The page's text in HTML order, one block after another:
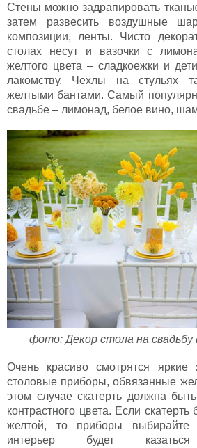
Стены можно задрапировать
затем развесить воздушные
композиции, ленты. Чисто
столах несут и вазочки с
желтого цвета – сладкоежки и
лакомству. Чехлы на стульях
желтыми бантами. Самый
свадьбе – лимонад, белое вино,
фото: Декор стола на
Очень красиво смотрятся
столовые приборы, обвязанные
этом случае скатерть должна
контрастного цвета. Если скатерть
желтой, то приборы выбирайте
интерьер будет казаться